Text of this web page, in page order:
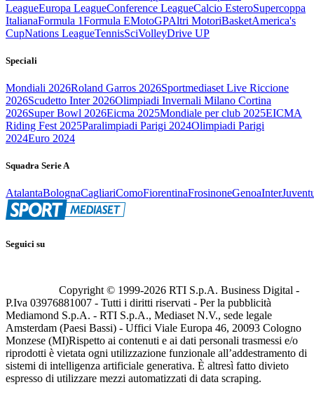
LeagueEuropa LeagueConference LeagueCalcio EsteroSupercoppa
ItalianaFormula 1Formula EMotoGPAltri MotoriBasketAmerica's
CupNations LeagueTennisSciVolleyDrive UP
Speciali
Mondiali 2026Roland Garros 2026Sportmediaset Live Riccione
2026Scudetto Inter 2026Olimpiadi Invernali Milano Cortina
2026Super Bowl 2026Eicma 2025Mondiale per club 2025EICMA
Riding Fest 2025Paralimpiadi Parigi 2024Olimpiadi Parigi
2024Euro 2024
Squadra Serie A
AtalantaBolognaCagliariComoFiorentinaFrosinoneGenoaInter
Seguici su
Copyright © 1999-2026 RTI S.p.A. Business Digital -
P.Iva 03976881007 - Tutti i diritti riservati - Per la pubblicità
Mediamond S.p.A. - RTI S.p.A., Mediaset N.V., sede legale
Amsterdam (Paesi Bassi) - Uffici Viale Europa 46, 20093 Cologno
Monzese (MI)Rispetto ai contenuti e ai dati personali trasmessi e/o
riprodotti è vietata ogni utilizzazione funzionale all’addestramento di
sistemi di intelligenza artificiale generativa. È altresì fatto divieto
espresso di utilizzare mezzi automatizzati di data scraping.